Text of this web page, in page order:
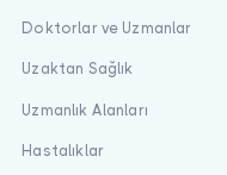
Doktorlar ve Uzmanlar
Uzaktan Sağlık
Uzmanlık Alanları
Hastalıklar